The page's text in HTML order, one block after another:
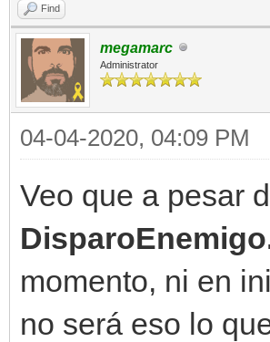
Find
megamarc
Administrator
04-04-2020, 04:09 PM
Veo que a pesar
momento, ni en
no será eso lo